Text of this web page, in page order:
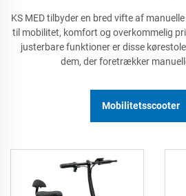
KS MED tilbyder en bred vifte af
til mobilitet, komfort og overkommelig
justerbare funktioner er disse
dem, der foretrækker
Mobilitetsscooter